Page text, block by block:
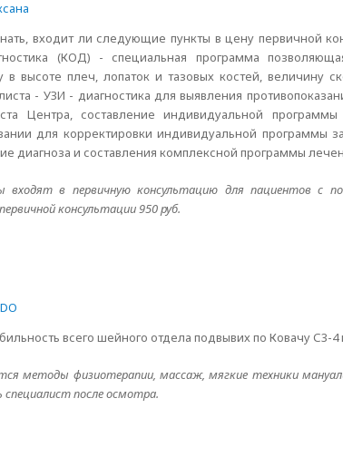
входит ли следующие пункты в цену первичной
(КОД) - специальная программа
высоте плеч, лопаток и тазовых костей, величину
- УЗИ - диагностика для выявления
Центра, составление индивидуальной
для корректировки индивидуальной программы
диагноза и составления комплексной программы
входят в первичную консультацию для пациентов с
консультации 950 руб.
всего шейного отдела подвывих по Ковачу С3-4
методы физиотерапии, массаж, мягкие техники
после осмотра.